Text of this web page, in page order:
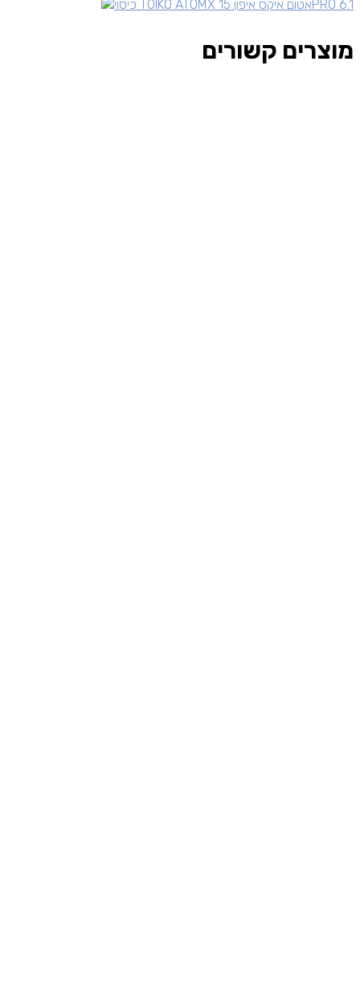
מוצרים קשורים